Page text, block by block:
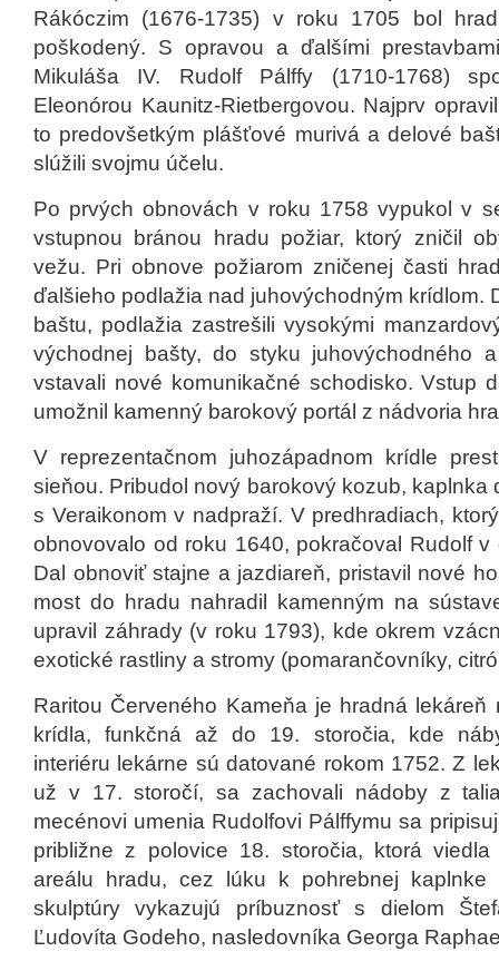
Rákóczim (1676-1735) v roku 1705 bol
poškodený. S opravou a ďalšími
Mikuláša IV. Rudolf Pálffy (1710-1768)
Eleonórou Kaunitz-Rietbergovou. Najprv
to predovšetkým plášťové murivá a delové
slúžili svojmu účelu.
Po prvých obnovách v roku 1758 vypukol v
vstupnou bránou hradu požiar, ktorý zničil
vežu. Pri obnove požiarom zničenej časti
ďalšieho podlažia nad juhovýchodným krídlom.
baštu, podlažia zastrešili vysokými
východnej bašty, do styku juhovýchodného
vstavali nové komunikačné schodisko. Vstup
umožnil kamenný barokový portál z nádvoria
V reprezentačnom juhozápadnom krídle
sieňou. Pribudol nový barokový kozub, kaplnka
s Veraikonom v nadpraží. V predhradiach,
obnovovalo od roku 1640, pokračoval Rudolf v
Dal obnoviť stajne a jazdiareň, pristavil nové
most do hradu nahradil kamenným na
upravil záhrady (v roku 1793), kde okrem
exotické rastliny a stromy (pomarančovníky,
Raritou Červeného Kameňa je hradná
krídla, funkčná až do 19. storočia, kde
interiéru lekárne sú datované rokom 1752. Z
už v 17. storočí, sa zachovali nádoby z
mecénovi umenia Rudolfovi Pálffymu sa
približne z polovice 18. storočia, ktorá
areálu hradu, cez lúku k pohrebnej kaplnke
skulptúry vykazujú príbuznosť s dielom
Ľudovíta Godeho, nasledovníka Georga